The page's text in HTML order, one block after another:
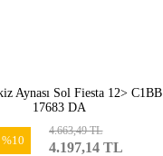
Aynası Sol Fiesta 12> C1BB
17683 DA
%10 4.197,14 TL
4.663,49 TL